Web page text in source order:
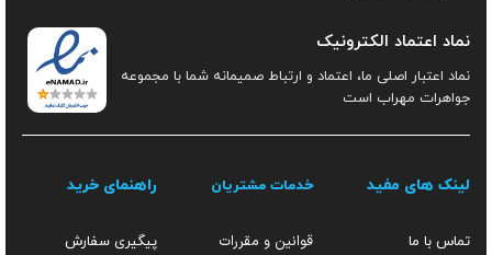
نماد اعتماد الکترونیک
نماد اعتبار اصلی ما، اعتماد و ارتباط صمیمانه شما با مجموعه
جواهرات مهراب است
لینک های مفید
تماس با ما
خدمات مشتریان
قوانین و مقررات
راهنمای خرید
پیگیری سفارش